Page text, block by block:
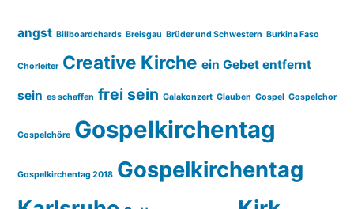
angst Billboardchards Breisgau Brüder und Schwestern Burkina Faso
Chorleiter Creative Kirche ein Gebet entfernt
sein es schaffen frei sein Galakonzert Glauben Gospel Gospelchor
Gospelchöre Gospelkirchentag
Gospelkirchentag 2018 Gospelkirchentag